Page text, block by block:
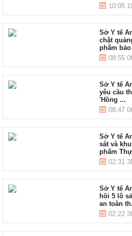
10:05
Sở Y tế
chặt
phẩm
08:55
Sở Y tế
yêu cầu
'Hồng ...
08:47
Sở Y tế
sát và
phẩm
02:31
Sở Y tế
hồi 5 lô
an toàn
02:22